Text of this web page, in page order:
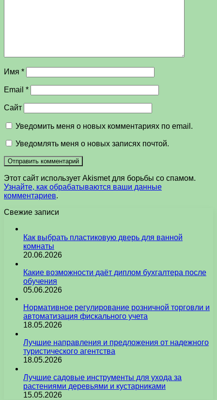
Имя *
Email *
Сайт
Уведомить меня о новых комментариях по email.
Уведомлять меня о новых записях почтой.
Этот сайт использует Akismet для борьбы со спамом.
Узнайте, как обрабатываются ваши данные
комментариев.
Свежие записи
Как выбрать пластиковую дверь для ванной
комнаты
20.06.2026
Какие возможности даёт диплом бухгалтера после
обучения
05.06.2026
Нормативное регулирование розничной торговли и
автоматизация фискального учета
18.05.2026
Лучшие направления и предложения от надежного
туристического агентства
18.05.2026
Лучшие садовые инструменты для ухода за
растениями деревьями и кустарниками
15.05.2026